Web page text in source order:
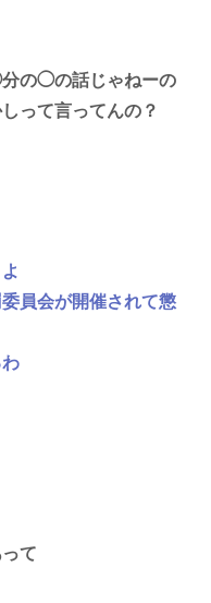
の◯の話じゃねーの
って言ってんの？
員会が開催されて懲
て